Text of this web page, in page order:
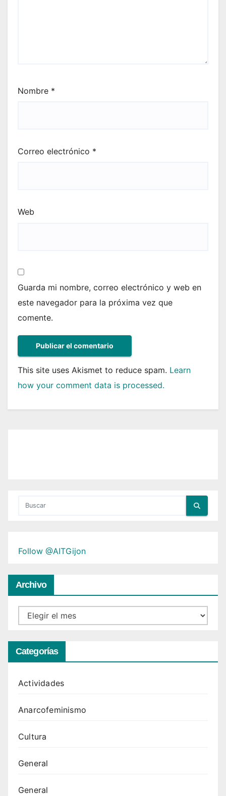
Nombre *
Correo electrónico *
Web
Guarda mi nombre, correo electrónico y web en
este navegador para la próxima vez que
comente.
This site uses Akismet to reduce spam. Learn
how your comment data is processed.
Follow @AITGijon
Archivo
Archivo
Categorías
Actividades
Anarcofeminismo
Cultura
General
General